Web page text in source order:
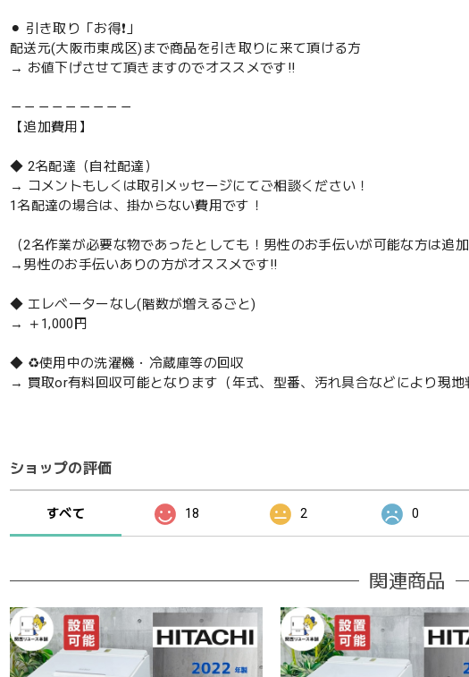
⚫︎ 引き取り「お得❗️」
配送元(大阪市東成区)まで商品を引き取りに来て頂ける方
→ お値下げさせて頂きますのでオススメです‼️
－－－－－－－－－
【追加費用】
◆ 2名配達（自社配達）
→ コメントもしくは取引メッセージにてご相談ください！
1名配達の場合は、掛からない費用です！
（2名作業が必要な物であったとしても！男性のお手伝いが可能な方は追
→男性のお手伝いありの方がオススメです‼️
◆ エレベーターなし(階数が増えるごと)
→ ＋1,000円
◆ ♻️使用中の洗濯機・冷蔵庫等の回収
→ 買取or有料回収可能となります（年式、型番、汚れ具合などにより現地
ショップの評価
すべて 18 2 0
関連商品